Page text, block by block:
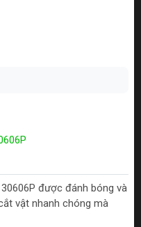
được đánh bóng và
vật nhanh chóng mà